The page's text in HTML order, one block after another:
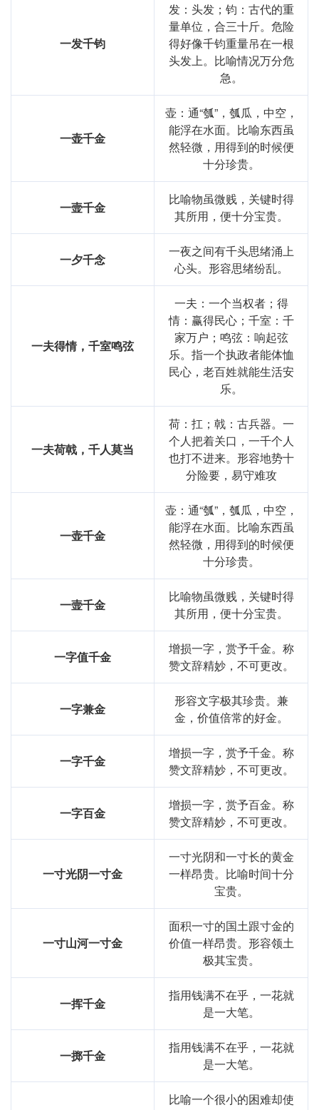
一发千钧
发：头发；钧：古代的重
量单位，合三十斤。危险
得好像千钧重量吊在一根
头发上。比喻情况万分危
急。
一壶千金
壶：通“瓠”，瓠瓜，中空，
能浮在水面。比喻东西虽
然轻微，用得到的时候便
十分珍贵。
一壸千金
比喻物虽微贱，关键时得
其所用，便十分宝贵。
一夕千念
一夜之间有千头思绪涌上
心头。形容思绪纷乱。
一夫得情，千室鸣弦
一夫：一个当权者；得
情：赢得民心；千室：千
家万户；鸣弦：响起弦
乐。指一个执政者能体恤
民心，老百姓就能生活安
乐。
一夫荷戟，千人莫当
荷：扛；戟：古兵器。一
个人把着关口，一千个人
也打不进来。形容地势十
分险要，易守难攻
一壶千金
壶：通“瓠”，瓠瓜，中空，
能浮在水面。比喻东西虽
然轻微，用得到的时候便
十分珍贵。
一壸千金
比喻物虽微贱，关键时得
其所用，便十分宝贵。
一字值千金
增损一字，赏予千金。称
赞文辞精妙，不可更改。
一字兼金
形容文字极其珍贵。兼
金，价值倍常的好金。
一字千金
增损一字，赏予千金。称
赞文辞精妙，不可更改。
一字百金
增损一字，赏予百金。称
赞文辞精妙，不可更改。
一寸光阴一寸金
一寸光阴和一寸长的黄金
一样昂贵。比喻时间十分
宝贵。
一寸山河一寸金
面积一寸的国土跟寸金的
价值一样昂贵。形容领土
极其宝贵。
一挥千金
指用钱满不在乎，一花就
是一大笔。
一掷千金
指用钱满不在乎，一花就
是一大笔。
比喻一个很小的困难却使